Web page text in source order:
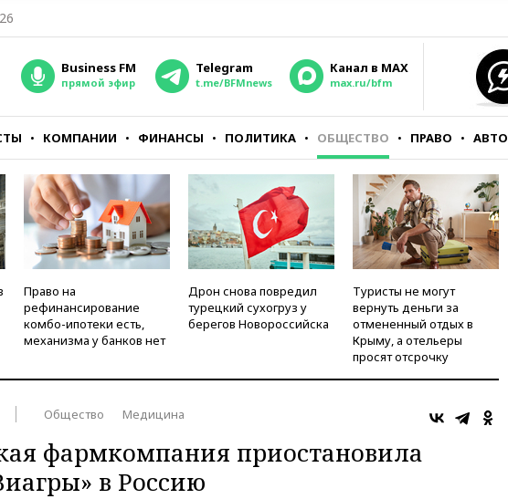
Business FM
прямой эфир
Telegram
t.me/BFMnews
Канал в MAX
max.ru/bfm
КОМПАНИИ ФИНАНСЫ ПОЛИТИКА ОБЩЕСТВО ПРАВО АВТО
Право на
рефинансирование
комбо-ипотеки есть,
механизма у банков нет
Дрон снова повредил
турецкий сухогруз у
берегов Новороссийска
Туристы не могут
вернуть деньги за
отмененный отдых в
Крыму, а отельеры
просят отсрочку
Общество Медицина
фармкомпания приостановила
в Россию